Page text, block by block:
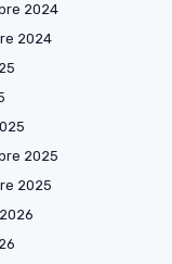
2024
2024
2025
2025